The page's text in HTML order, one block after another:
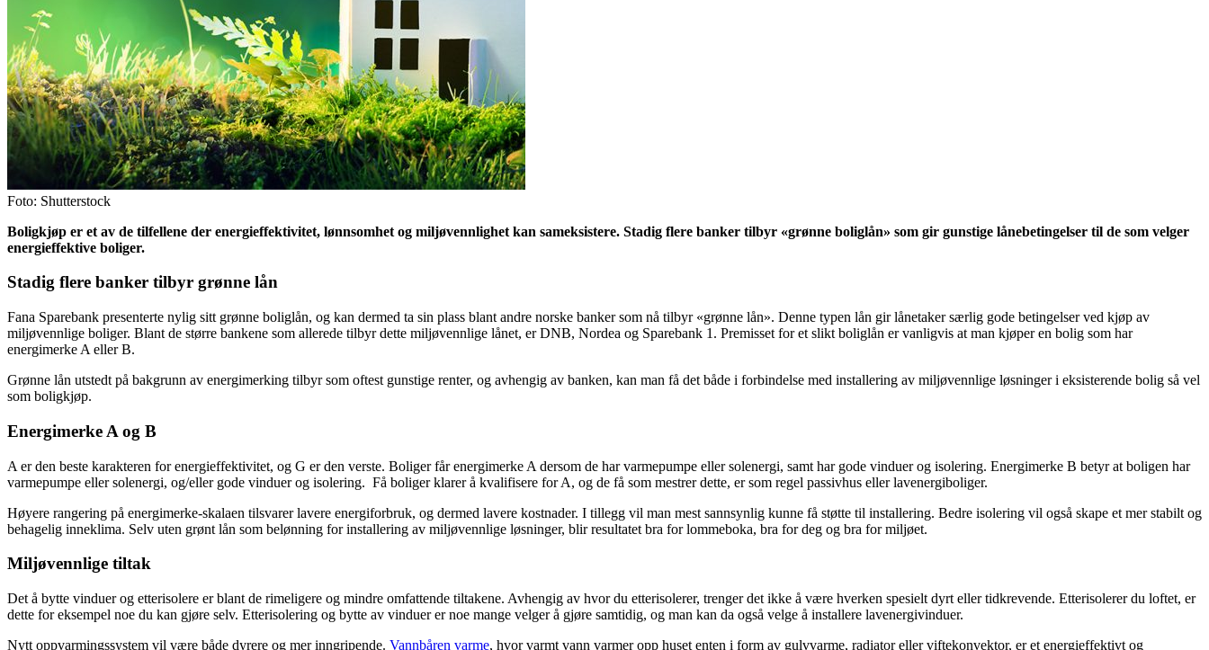
Foto: Shutterstock
Boligkjøp er et av de tilfellene der energieffektivitet, lønnsomhet og miljøvennlighet kan sameksistere. Stadig flere banker tilbyr «grønne boliglån» som gir gunstige lånebetingelser til de som velger
energieffektive boliger.
Stadig flere banker tilbyr grønne lån
Fana Sparebank presenterte nylig sitt grønne boliglån, og kan dermed ta sin plass blant andre norske banker som nå tilbyr «grønne lån». Denne typen lån gir lånetaker særlig gode betingelser ved kjøp av
miljøvennlige boliger. Blant de større bankene som allerede tilbyr dette miljøvennlige lånet, er DNB, Nordea og Sparebank 1. Premisset for et slikt boliglån er vanligvis at man kjøper en bolig som har
energimerke A eller B.
Grønne lån utstedt på bakgrunn av energimerking tilbyr som oftest gunstige renter, og avhengig av banken, kan man få det både i forbindelse med installering av miljøvennlige løsninger i eksisterende bolig så vel
som boligkjøp.
Energimerke A og B
A er den beste karakteren for energieffektivitet, og G er den verste. Boliger får energimerke A dersom de har varmepumpe eller solenergi, samt har gode vinduer og isolering. Energimerke B betyr at boligen har
varmepumpe eller solenergi, og/eller gode vinduer og isolering. Få boliger klarer å kvalifisere for A, og de få som mestrer dette, er som regel passivhus eller lavenergiboliger.
Høyere rangering på energimerke-skalaen tilsvarer lavere energiforbruk, og dermed lavere kostnader. I tillegg vil man mest sannsynlig kunne få støtte til installering. Bedre isolering vil også skape et mer stabilt og
behagelig inneklima. Selv uten grønt lån som belønning for installering av miljøvennlige løsninger, blir resultatet bra for lommeboka, bra for deg og bra for miljøet.
Miljøvennlige tiltak
Det å bytte vinduer og etterisolere er blant de rimeligere og mindre omfattende tiltakene. Avhengig av hvor du etterisolerer, trenger det ikke å være hverken spesielt dyrt eller tidkrevende. Etterisolerer du loftet, er
dette for eksempel noe du kan gjøre selv. Etterisolering og bytte av vinduer er noe mange velger å gjøre samtidig, og man kan da også velge å installere lavenergivinduer.
Nytt oppvarmingssystem vil være både dyrere og mer inngripende. Vannbåren varme, hvor varmt vann varmer opp huset enten i form av gulvvarme, radiator eller viftekonvektor, er et energieffektivt og